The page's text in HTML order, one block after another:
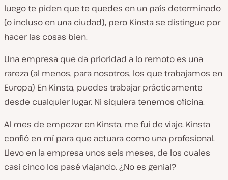
luego te piden que te quedes en un país determinado
(o incluso en una ciudad), pero Kinsta se distingue por
hacer las cosas bien.
Una empresa que da prioridad a lo remoto es una
rareza (al menos, para nosotros, los que trabajamos en
Europa) En Kinsta, puedes trabajar prácticamente
desde cualquier lugar. Ni siquiera tenemos oficina.
Al mes de empezar en Kinsta, me fui de viaje. Kinsta
confió en mí para que actuara como una profesional.
Llevo en la empresa unos seis meses, de los cuales
casi cinco los pasé viajando. ¿No es genial?